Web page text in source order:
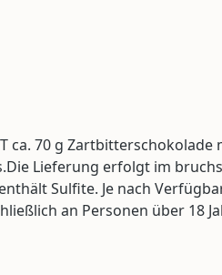
70 g
Lieferung erfolgt im
Sulfite. Je nach
an Personen über 18